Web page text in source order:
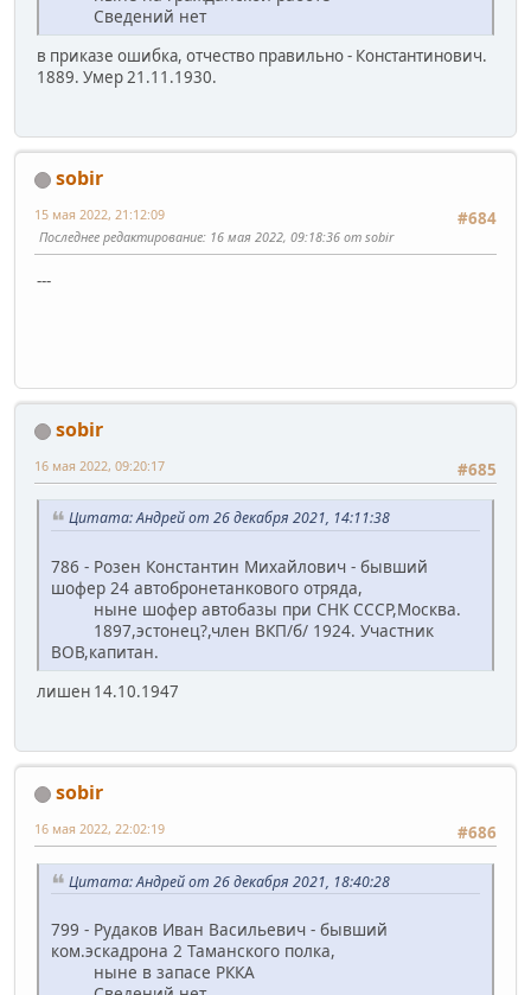
Сведений нет
в приказе ошибка, отчество правильно - Константинович.
1889. Умер 21.11.1930.
sobir
#684
15 мая 2022, 21:12:09
Последнее редактирование: 16 мая 2022, 09:18:36 от sobir
---
sobir
#685
16 мая 2022, 09:20:17
Цитата: Андрей от 26 декабря 2021, 14:11:38
786 - Розен Константин Михайлович - бывший
шофер 24 автобронетанкового отряда,
ныне шофер автобазы при СНК СССР,Москва.
1897,эстонец?,член ВКП/б/ 1924. Участник
ВОВ,капитан.
лишен 14.10.1947
sobir
#686
16 мая 2022, 22:02:19
Цитата: Андрей от 26 декабря 2021, 18:40:28
799 - Рудаков Иван Васильевич - бывший
ком.эскадрона 2 Таманского полка,
ныне в запасе РККА